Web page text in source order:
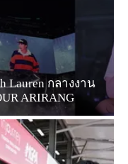
Lauren กลางงาน
ARIRANG